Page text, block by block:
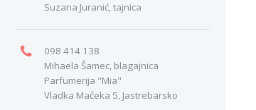
Suzana Juranić, tajnica
098 414 138
Mihaela Šamec, blagajnica
Parfumerija "Mia"
Vladka Mačeka 5, Jastrebarsko